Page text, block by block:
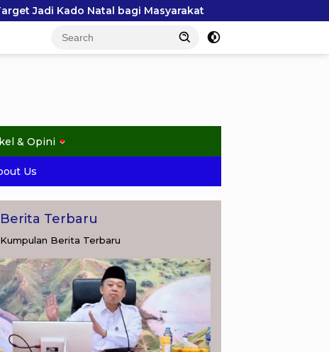
Menteri Nusron Ajak Pemda se-NTT
& Opini
Us
Berita Terbaru
Kumpulan Berita Terbaru